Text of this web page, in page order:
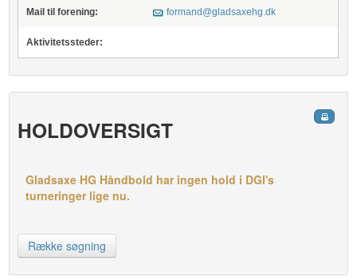
Mail til forening: formand@gladsaxehg.dk
Aktivitetssteder:
HOLDOVERSIGT
Gladsaxe HG Håndbold har ingen hold i DGI's
turneringer lige nu.
Række søgning